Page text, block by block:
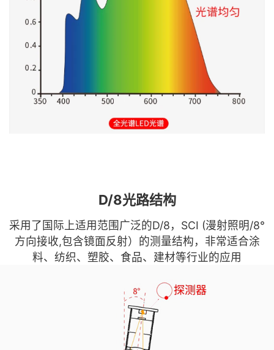
D/8光路结构
采用了国际上适用范围广泛的D/8，SCI (漫射照明/8°
方向接收,包含镜面反射）的测量结构，非常适合涂
料、纺织、塑胶、食品、建材等行业的应用